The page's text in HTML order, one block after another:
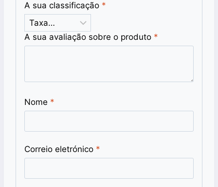
A sua classificação *
A sua avaliação sobre o produto *
Nome *
Correio eletrónico *